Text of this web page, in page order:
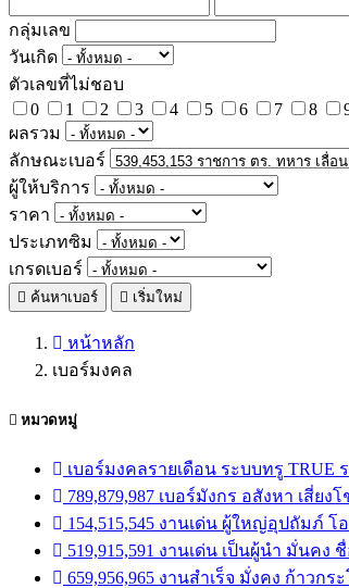
กลุ่มเลข
วันเกิด
ตัวเลขที่ไม่ชอบ
0
1 2 3 4 5 6 7 8
ผลรวม
ลักษณะเบอร์
ผู้ให้บริการ
ราคา
ประเภทซิม
เกรดเบอร์
ค้นหาเบอร์ เริ่มใหม่
หน้าหลัก
เบอร์มงคล
หมวดหมู่
เบอร์มงคลรายเดือน ระบบทรู TRUE
789,879,987 เบอร์มังกร อสังหา เสี่ยง
154,515,545 งานเด่น ผู้ใหญ่อุปถัมภ์ โ
519,915,591 งานเด่น เป็นผู้นำ มั่นคง ชื่
659,956,965 งานสำเร็จ มั่งคง ก้าวกร